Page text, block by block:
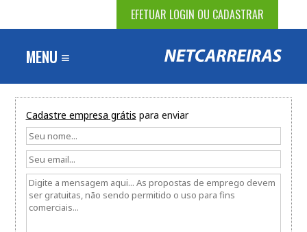
EFETUAR LOGIN OU CADASTRAR
MENU ≡
Cadastre empresa grátis para enviar